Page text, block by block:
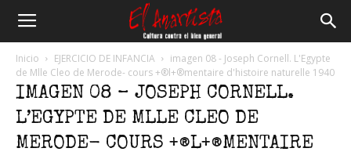
Anartista
Inicio EJERCICIO DE INFANCIA
imagen 08 - Joseph Cornell. L'Egypte
de Mlle Cleo de Merode- cours +®l+®mentaire d'histoire naturelle 1940
IMAGEN 08 – JOSEPH CORNELL.
L’EGYPTE DE MLLE CLEO DE
MERODE- COURS +®L+®MENTAIRE